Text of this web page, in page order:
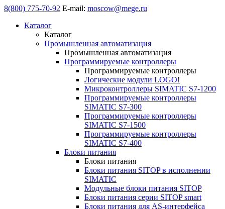
8(800) 775-70-92 E-mail: moscow@mege.ru
Каталог
Каталог
Промышленная автоматизация
Промышленная автоматизация
Программируемые контроллеры
Программируемые контроллеры
Логические модули LOGO!
Микроконтроллеры SIMATIC S7-1200
Программируемые контроллеры
SIMATIC S7-300
Программируемые контроллеры
SIMATIC S7-1500
Программируемые контроллеры
SIMATIC S7-400
Блоки питания
Блоки питания
Блоки питания SITOP в исполнении
SIMATIC
Модульные блоки питания SITOP
Блоки питания серии SITOP smart
Блоки питания для AS-интерфейса